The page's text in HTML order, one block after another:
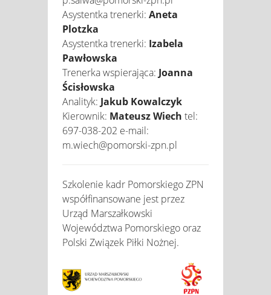
Asystentka trenerki: Aneta
Plotzka
Asystentka trenerki: Izabela
Pawłowska
Trenerka wspierająca: Joanna
Ścisłowska
Analityk: Jakub Kowalczyk
Kierownik: Mateusz Wiech tel:
697-038-202 e-mail:
m.wiech@pomorski-zpn.pl
Szkolenie kadr Pomorskiego ZPN
współfinansowane jest przez
Urząd Marszałkowski
Województwa Pomorskiego oraz
Polski Związek Piłki Nożnej.